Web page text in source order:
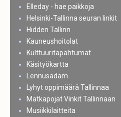
Elleday - hae paikkoja
Helsinki-Tallinna seuran linkit
Hidden Tallinn
Kauneushoitolat
Kulttuuritapahtumat
Käsityökartta
Lennusadam
Lyhyt oppimäärä Tallinnaa
Matkapojat Vinkit Tallinnaan
Musiikkilaitteita